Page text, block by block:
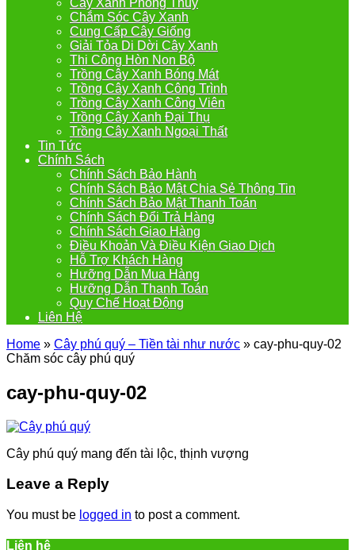
Chắm Sóc Cây Xanh
Cung Cấp Cây Giống
Giải Tỏa Di Dời Cây Xanh
Thi Công Hòn Non Bộ
Trồng Cây Xanh Bóng Mát
Trồng Cây Xanh Công Trình
Trồng Cây Xanh Công Viên
Trồng Cây Xanh Đại Thụ
Trồng Cây Xanh Ngoại Thất
Tin Tức
Chính Sách
Chính Sách Bảo Hành
Chính Sách Bảo Mật Chia Sẻ Thông Tin
Chính Sách Bảo Mật Thanh Toán
Chính Sách Đổi Trả Hàng
Chính Sách Giao Hàng
Điều Khoản Và Điều Kiện Giao Dịch
Hỗ Trợ Khách Hàng
Hưỡng Dẫn Mua Hàng
Hưỡng Dẫn Thanh Toán
Quy Chế Hoạt Động
Liên Hệ
Home » Cây phú quý – Tiền tài như nước » cay-phu-quy-02
Chăm sóc cây phú quý
cay-phu-quy-02
Cây phú quý mang đến tài lộc, thịnh vượng
Leave a Reply
You must be logged in to post a comment.
Liên hệ